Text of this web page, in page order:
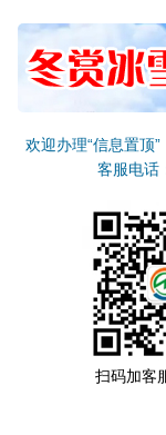
欢迎办理“信息置顶
客服电话
扫码加客